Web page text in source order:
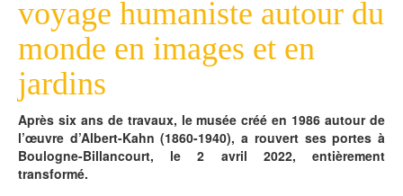
voyage humaniste autour du
monde en images et en
jardins
Après six ans de travaux, le musée créé en 1986 autour de
l’œuvre d’Albert-Kahn (1860-1940), a rouvert ses portes à
Boulogne-Billancourt, le 2 avril 2022, entièrement
transformé.